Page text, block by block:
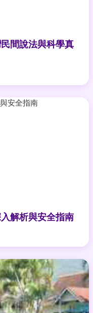
間說法與科學真
解析與安全指南